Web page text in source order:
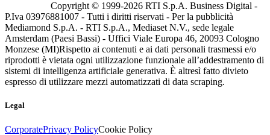
Copyright © 1999-2026 RTI S.p.A. Business Digital -
P.Iva 03976881007 - Tutti i diritti riservati - Per la pubblicità
Mediamond S.p.A. - RTI S.p.A., Mediaset N.V., sede legale
Amsterdam (Paesi Bassi) - Uffici Viale Europa 46, 20093 Cologno
Monzese (MI)Rispetto ai contenuti e ai dati personali trasmessi e/o
riprodotti è vietata ogni utilizzazione funzionale all’addestramento di
sistemi di intelligenza artificiale generativa. È altresì fatto divieto
espresso di utilizzare mezzi automatizzati di data scraping.
Legal
CorporatePrivacy PolicyCookie Policy